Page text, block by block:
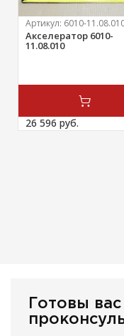
Артикул: 6010-
Акселератор 6010-
11.08.010
26 596 руб.
Готовы вас